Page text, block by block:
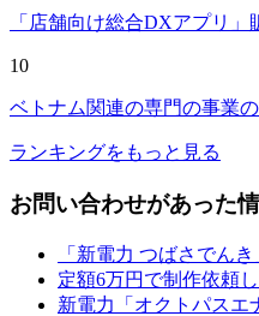
「店舗向け総合DXアプリ」
10
ベトナム関連の専門の事業
ランキングをもっと見る
お問い合わせがあった
「新電力 つばさでん
定額6万円で制作依頼
新電力「オクトパスエ